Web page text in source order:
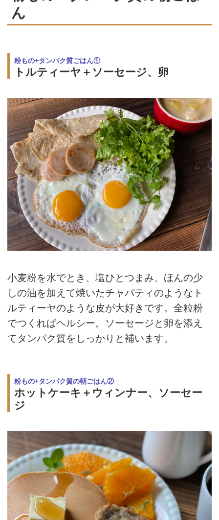
ん
粉もの+タンパク質ごはん①
トルティーヤ＋ソーセージ、卵
小麦粉を水でとき、塩ひとつまみ、ほんの少
しの油を加えて焼いたチャパティのようなト
ルティーヤのような皮が大好きです。全粒粉
でつくればヘルシー。ソーセージと卵を添え
てタンパク質をしっかりと補います。
粉もの+タンパク質の朝ごはん②
ホットケーキ＋ウィンナー、ソーセー
ジ